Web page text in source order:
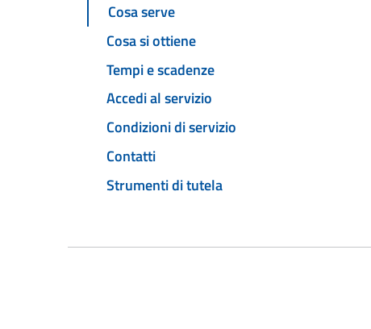
Cosa serve
Cosa si ottiene
Tempi e scadenze
Accedi al servizio
Condizioni di servizio
Contatti
Strumenti di tutela